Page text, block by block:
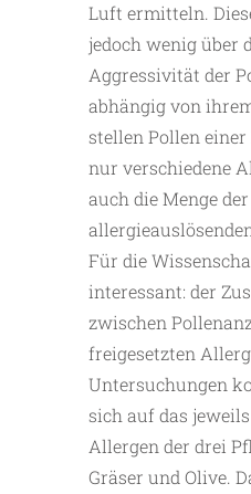
Luft ermitteln.
jedoch wenig über
Aggressivität der
abhängig von
stellen Pollen
nur verschiedene
auch die Menge der
Für die
interessant: der
zwischen
freigesetzten
Untersuchungen
sich auf das
Allergen der drei
Gräser und Olive.